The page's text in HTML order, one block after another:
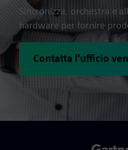
Sincronizza, orchestra e
hardware per fornire
Contatta l'ufficio